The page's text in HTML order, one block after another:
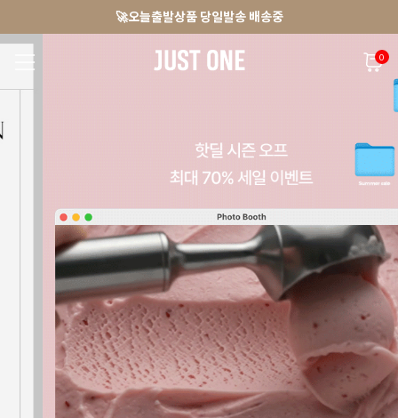
앱 다운로드 10% 할인쿠폰
🚀오늘출발상품 당일발송 배송중
회원가입 쿠폰 3000원
0